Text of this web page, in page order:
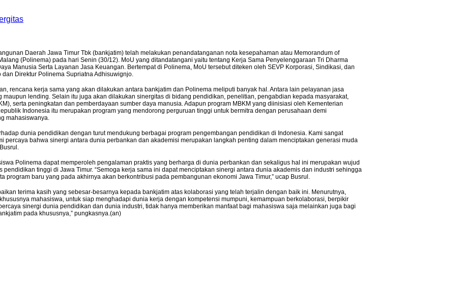
Konsolidasi Bank Jatim Tumbuh Positif
Juli 2026. PT Bank Pembangunan Daerah Jawa Timur
sebagai entitas utama dalam Kelompok Usaha Bank
bersama bank pembangunan daerah anggota KUB.
Daerah Jawa Timur Tbk (bankjatim) telah melakukan penandatanganan nota kesepahaman atau Memorandum of
(Polinema) pada hari Senin (30/12). MoU yang ditandatangani yaitu tentang Kerja Sama Penyelenggaraan Tri Dharma
Manusia Serta Layanan Jasa Keuangan. Bertempat di Polinema, MoU tersebut diteken oleh SEVP Korporasi, Sindikasi, dan
Direktur Polinema Supriatna Adhisuwignjo.
rencana kerja sama yang akan dilakukan antara bankjatim dan Polinema meliputi banyak hal. Antara lain pelayanan jasa
lending. Selain itu juga akan dilakukan sinergitas di bidang pendidikan, penelitian, pengabdian kepada masyarakat,
serta peningkatan dan pemberdayaan sumber daya manusia. Adapun program MBKM yang diinisiasi oleh Kementerian
Indonesia itu merupakan program yang mendorong perguruan tinggi untuk bermitra dengan perusahaan demi
mahasiswanya.
dunia pendidikan dengan turut mendukung berbagai program pengembangan pendidikan di Indonesia. Kami sangat
percaya bahwa sinergi antara dunia perbankan dan akademisi merupakan langkah penting dalam menciptakan generasi muda
Polinema dapat memperoleh pengalaman praktis yang berharga di dunia perbankan dan sekaligus hal ini merupakan wujud
tinggi di Jawa Timur. “Semoga kerja sama ini dapat menciptakan sinergi antara dunia akademis dan industri sehingga
program baru yang pada akhirnya akan berkontribusi pada pembangunan ekonomi Jawa Timur,” ucap Busrul.
terima kasih yang sebesar-besarnya kepada bankjatim atas kolaborasi yang telah terjalin dengan baik ini. Menurutnya,
mahasiswa, untuk siap menghadapi dunia kerja dengan kompetensi mumpuni, kemampuan berkolaborasi, berpikir
sinergi dunia pendidikan dan dunia industri, tidak hanya memberikan manfaat bagi mahasiswa saja melainkan juga bagi
pada khususnya,” pungkasnya.(an)